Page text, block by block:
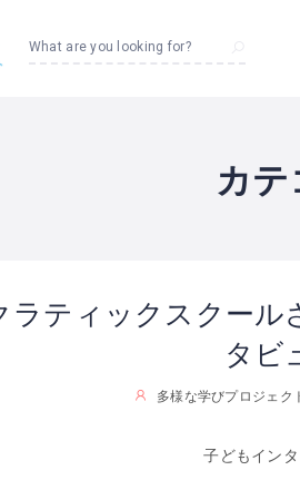
What are you looking for?
カ
ラティックスクー
タビ
多様な学びプロジェク
子どもイン